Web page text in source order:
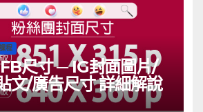
程
尺寸 ─ IG封面圖片/
文/廣告尺寸 詳細解說